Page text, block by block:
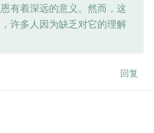
有着深远的意义。然而，这
许多人因为缺乏对它的理解
回复